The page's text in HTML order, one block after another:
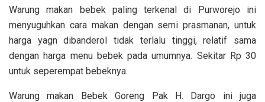
Warung makan bebek paling terkenal di Purworejo ini
menyuguhkan cara makan dengan semi prasmanan, untuk
harga yagn dibanderol tidak terlalu tinggi, relatif sama
dengan harga menu bebek pada umumnya. Sekitar Rp 30
untuk seperempat bebeknya.
Warung makan Bebek Goreng Pak H. Dargo ini juga